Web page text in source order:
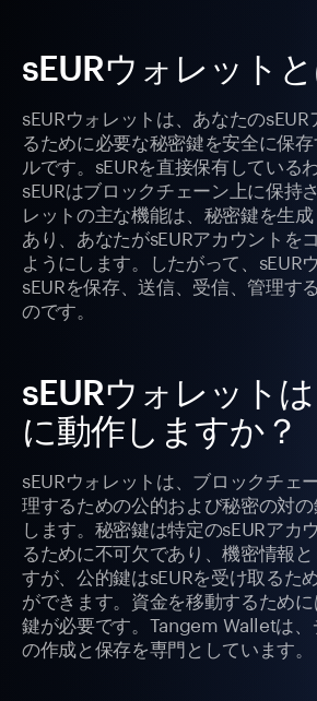
sEURウォレット
sEURウォレットは、あなたの
るために必要な秘密鍵を安全に保
ルです。sEURを直接保有している
sEURはブロックチェーン上に保持
レットの主な機能は、秘密鍵を生
あり、あなたがsEURアカウントを
ようにします。したがって、sEUR
sEURを保存、送信、受信、管理す
のです。
sEURウォレット
に動作しますか？
sEURウォレットは、ブロックチェ
理するための公的および秘密の対
します。秘密鍵は特定のsEURアカ
るために不可欠であり、機密情報
すが、公的鍵はsEURを受け取るた
ができます。資金を移動するため
鍵が必要です。Tangem Walletは
の作成と保存を専門としています。